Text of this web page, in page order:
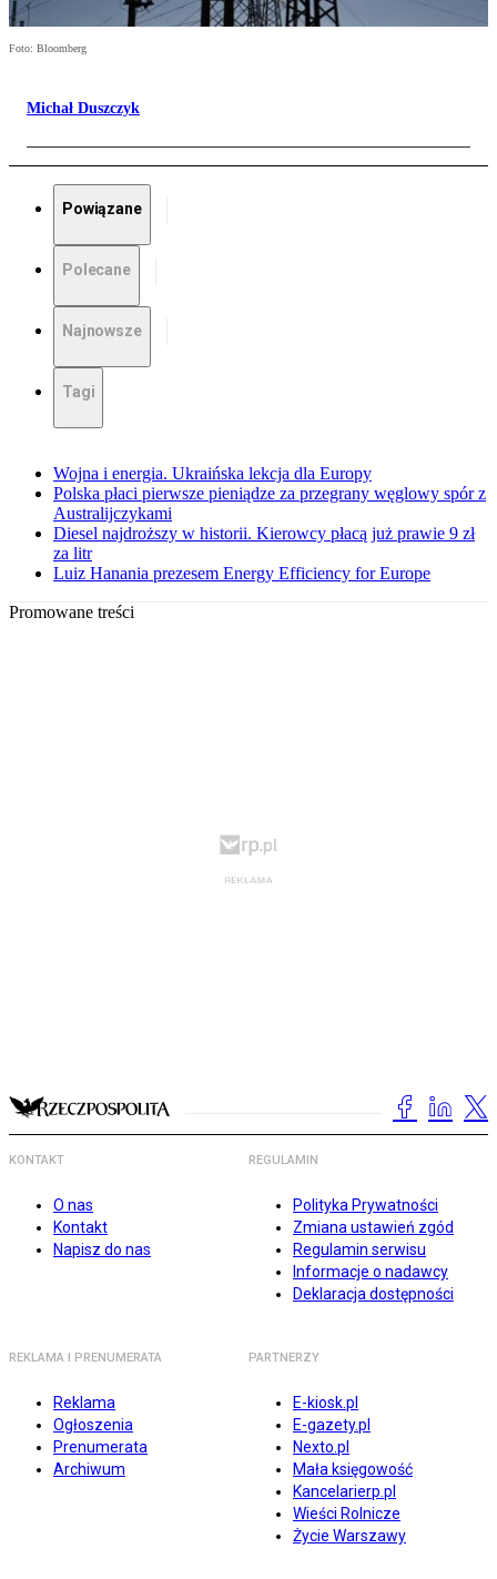
Foto: Bloomberg
Michał Duszczyk
Powiązane
Polecane
Najnowsze
Tagi
Wojna i energia. Ukraińska lekcja dla Europy
Polska płaci pierwsze pieniądze za przegrany węglowy spór z
Australijczykami
Diesel najdroższy w historii. Kierowcy płacą już prawie 9 zł
za litr
Luiz Hanania prezesem Energy Efficiency for Europe
Promowane treści
KONTAKT
O nas
Kontakt
Napisz do nas
REGULAMIN
Polityka Prywatności
Zmiana ustawień zgód
Regulamin serwisu
Informacje o nadawcy
Deklaracja dostępności
REKLAMA I PRENUMERATA
Reklama
Ogłoszenia
Prenumerata
Archiwum
PARTNERZY
E-kiosk.pl
E-gazety.pl
Nexto.pl
Mała księgowość
Kancelarierp.pl
Wieści Rolnicze
Życie Warszawy